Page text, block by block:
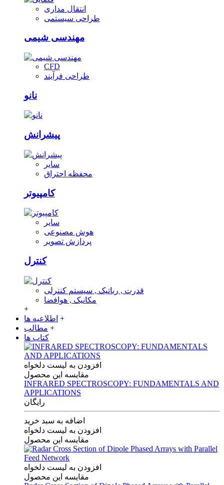
انتقال مداری
طراحی سیستمی
مهندسی شیمی
CFD
طراحی فرآیند
نانو
پیشرانش
سایر
محفظه احتراق
کامپیوتر
سایر
هوش مصنوعی
پردازش تصویر
کنترل
قدرت , رباتیک , سیستم کنترلی
مکانیک , هوافضا
+
اطلاعیه ها +
مطالب +
کتاب ها
افزودن به لیست دلخواه
مقایسه این محصول
INFRARED SPECTROSCOPY: FUNDAMENTALS AND
APPLICATIONS
رایگان
اضافه به سبد خرید
افزودن به لیست دلخواه
مقایسه این محصول
افزودن به لیست دلخواه
مقایسه این محصول